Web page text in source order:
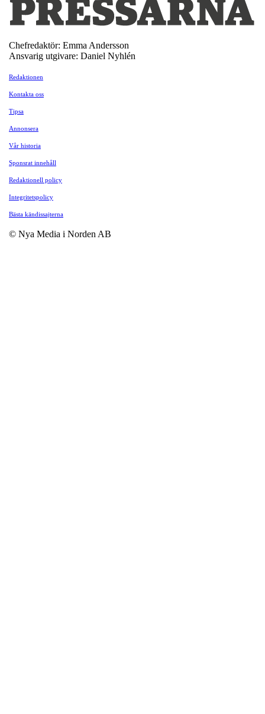
Chefredaktör: Emma Andersson
Ansvarig utgivare: Daniel Nyhlén
Redaktionen
Kontakta oss
Tipsa
Annonsera
Vår historia
Sponsrat innehåll
Redaktionell policy
Integritetspolicy
Bästa kändissajterna
© Nya Media i Norden AB